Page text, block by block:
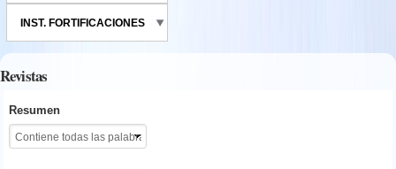
INST. FORTIFICACIONES
Revistas
Resumen